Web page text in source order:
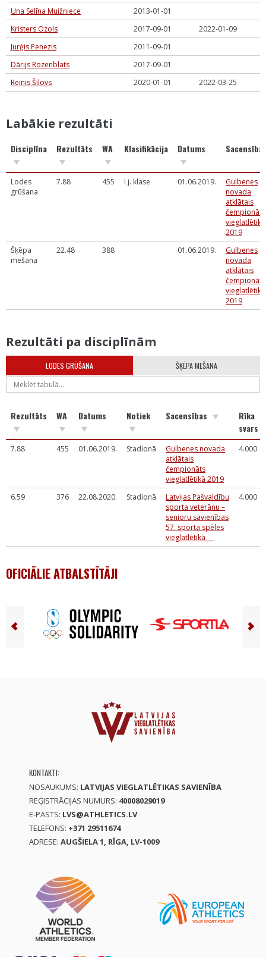
Una Selīna Muižniece
2013-01-01
Kristers Ozols
2017-09-01
2022-01-09
Jurģis Penezis
2011-09-01
Dārijs Rozenblats
2017-09-01
Reinis Šilovs
2020-01-01 2022-03-25
Labākie rezultāti
Disciplīna Rezultāts WA Klasifikācija Datums
Lodes
grūšana
7.88 455 I j. klase 01.06.2019.
Gulbenes
novada
atklātais
čempionāts
vieglatlētikā
2019
Šķēpa
mešana
22.48 388 01.06.2019.
Gulbenes
novada
atklātais
čempionāts
vieglatlētikā
2019
Rezultāti pa disciplīnām
LODES GRŪŠANA ŠĶĒPA MEŠANA
Rezultāts WA Datums Notiek Sacensības
Rīka
svars
7.88 455 01.06.2019. Stadionā
Gulbenes novada
atklātais
čempionāts
vieglatlētikā 2019
4.000
6.59 376 22.08.2020. Stadionā
Latvijas Pašvaldību
sporta veterānu –
senioru savienības
57. sporta spēles
vieglatlētikā
4.000
OFICIĀLIE ATBALSTĪTĀJI
KONTAKTI:
NOSAUKUMS: LATVIJAS VIEGLATLĒTIKAS SAVIENĪBA
REĢISTRĀCIJAS NUMURS: 40008029019
E-PASTS: LVS@ATHLETICS.LV
TELEFONS: +371 29511674
ADRESE: AUGŠIELA 1, RĪGA, LV-1009